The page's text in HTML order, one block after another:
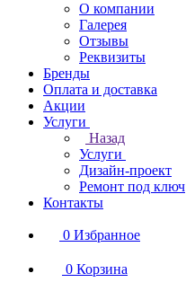
О компании
Галерея
Отзывы
Реквизиты
Бренды
Оплата и доставка
Акции
Услуги
Назад
Услуги
Дизайн-проект
Ремонт под ключ
Контакты
0 Избранное
0 Корзина